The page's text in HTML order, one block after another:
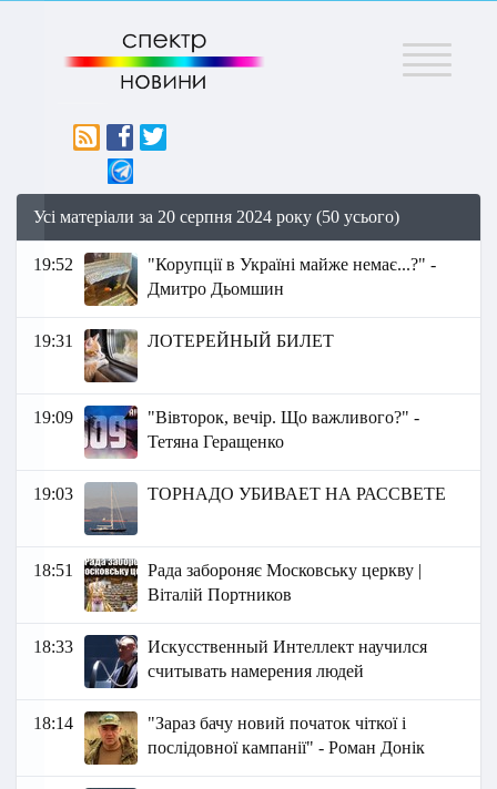
Меню
Усі матеріали за 20 серпня 2024 року (50 усього)
19:52
"Корупції в Україні майже немає...?" -
Дмитро Дьомшин
19:31 ЛОТЕРЕЙНЫЙ БИЛЕТ
19:09
"Вівторок, вечір. Що важливого?" -
Тетяна Геращенко
19:03 ТОРНАДО УБИВАЕТ НА РАССВЕТЕ
18:51
Рада забороняє Московську церкву |
Віталій Портников
18:33
Искусственный Интеллект научился
считывать намерения людей
18:14
"Зараз бачу новий початок чіткої і
послідовної кампанії" - Роман Донік